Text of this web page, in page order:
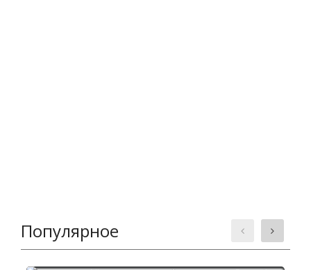
Популярное